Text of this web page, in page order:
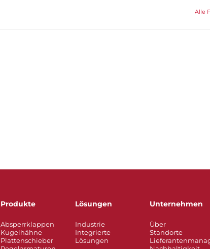
Alle
Produkte
Absperrklappen
Kugelhähne
Plattenschieber
Lösungen
Industrie
Integrierte
Lösungen
Unternehmen
Über
Standorte